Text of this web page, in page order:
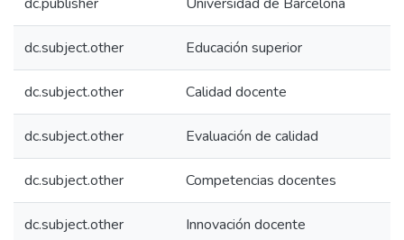
dc.subject.other Educación superior
dc.subject.other Calidad docente
dc.subject.other Evaluación de calidad
dc.subject.other Competencias docentes
dc.subject.other Innovación docente